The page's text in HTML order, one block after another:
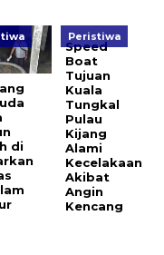
di
Peristiwa
Speed
Boat
Tujuan
Kuala
Tungkal
Pulau
Kijang
Alami
Kecelakaan
Akibat
Angin
Kencang